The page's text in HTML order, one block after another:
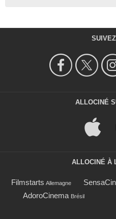
ALLOCINÉ
ALLOCINÉ À
Filmstarts Allemagne
AdoroCinema Brésil